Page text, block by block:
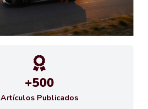
+500
Artículos Publicados